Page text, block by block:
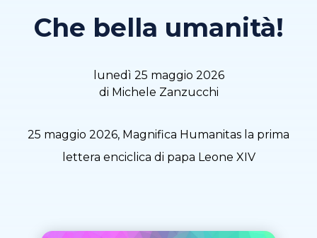
Che bella umanità!
lunedì 25 maggio 2026
di Michele Zanzucchi
25 maggio 2026, Magnifica Humanitas la prima
lettera enciclica di papa Leone XIV